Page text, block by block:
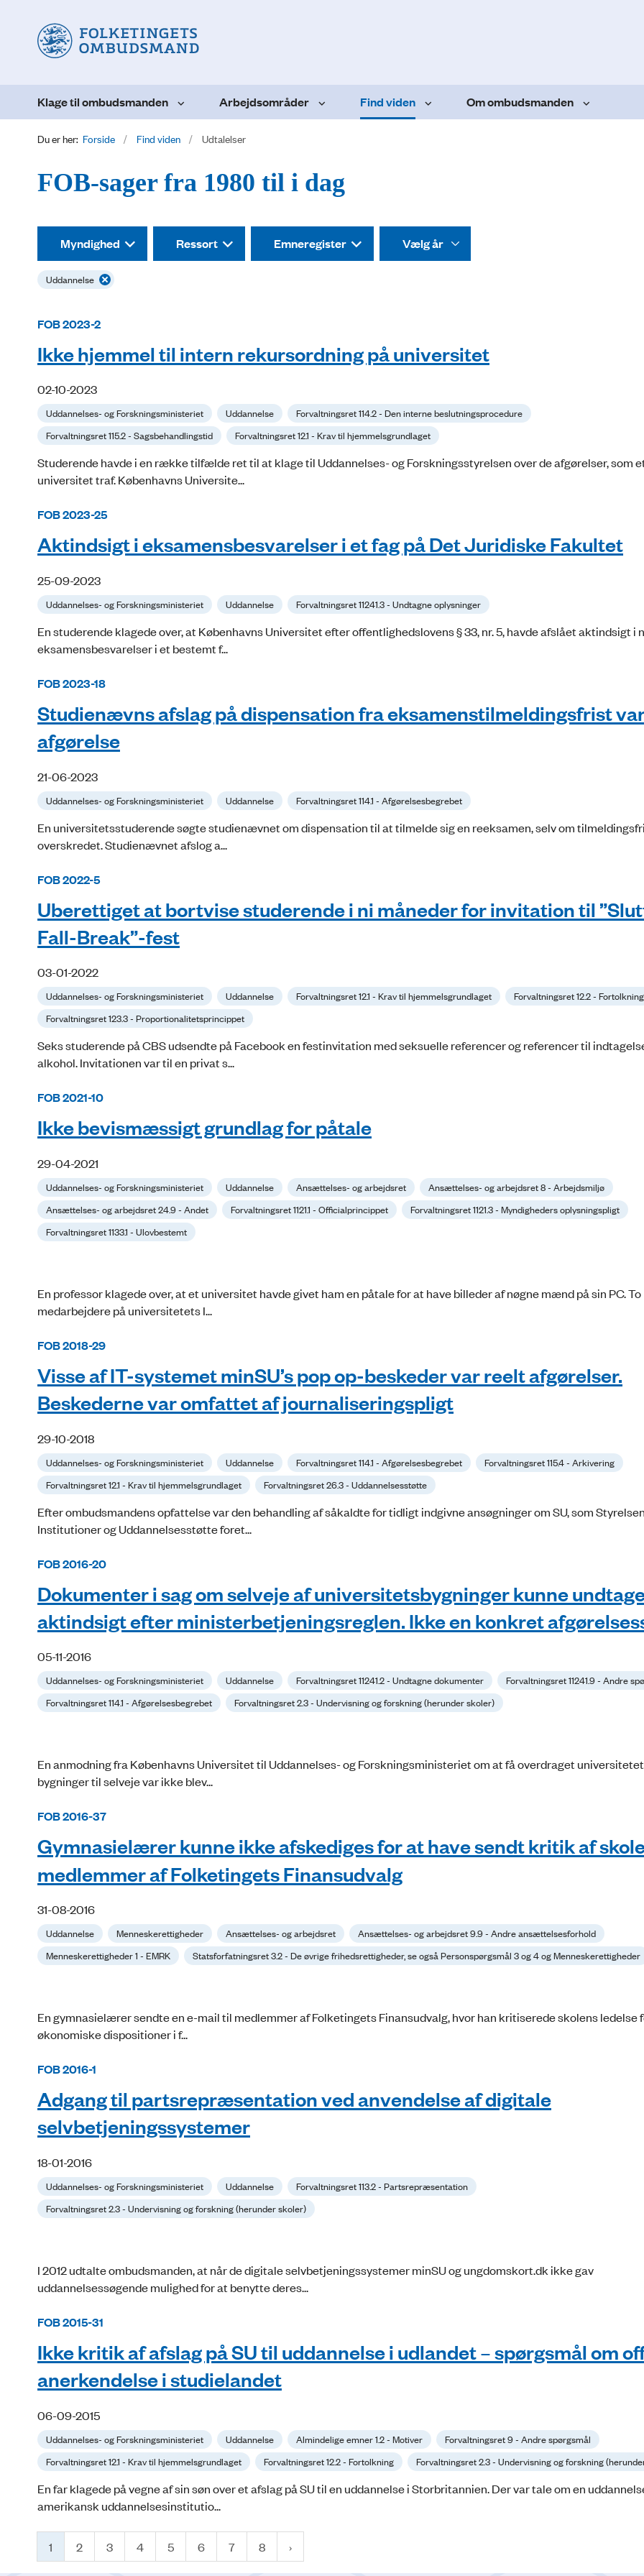
Klage til ombudsmanden Arbejdsområder Find viden Om ombudsmanden
Du er her: Forside Find viden Udtalelser
FOB-sager fra 1980 til i dag
Myndighed Ressort Emneregister
Uddannelse
FOB 2023-2
Ikke hjemmel til intern rekursordning på universitet
02-10-2023
Uddannelses- og Forskningsministeriet Uddannelse
Forvaltningsret 114.2 - Den interne beslutningsprocedure
Forvaltningsret 115.2 - Sagsbehandlingstid
Forvaltningsret 12.1 - Krav til hjemmelsgrundlaget
Studerende havde i en række tilfælde ret til at klage til Uddannelses- og Forskningsstyrelsen over de afgørelser, som
universitet traf. Københavns Universite...
FOB 2023-25
Aktindsigt i eksamensbesvarelser i et fag på Det Juridiske Fakultet
25-09-2023
Uddannelses- og Forskningsministeriet Uddannelse Forvaltningsret 11241.3 - Undtagne oplysninger
En studerende klagede over, at Københavns Universitet efter offentlighedslovens § 33, nr. 5, havde afslået aktindsigt i
eksamensbesvarelser i et bestemt f...
FOB 2023-18
Studienævns afslag på dispensation fra eksamenstilmeldingsfrist
afgørelse
21-06-2023
Uddannelses- og Forskningsministeriet Uddannelse Forvaltningsret 114.1 - Afgørelsesbegrebet
En universitetsstuderende søgte studienævnet om dispensation til at tilmelde sig en reeksamen, selv om
overskredet. Studienævnet afslog a...
FOB 2022-5
Uberettiget at bortvise studerende i ni måneder for invitation til
Fall-Break”-fest
03-01-2022
Uddannelses- og Forskningsministeriet Uddannelse Forvaltningsret 12.1 - Krav til hjemmelsgrundlaget
Forvaltningsret 12.2 - Fortolkning
Forvaltningsret 123.3 - Proportionalitetsprincippet
Seks studerende på CBS udsendte på Facebook en festinvitation med seksuelle referencer og referencer til
alkohol. Invitationen var til en privat s...
FOB 2021-10
Ikke bevismæssigt grundlag for påtale
29-04-2021
Uddannelses- og Forskningsministeriet Uddannelse Ansættelses- og arbejdsret
Ansættelses- og arbejdsret 8 - Arbejdsmiljø
Ansættelses- og arbejdsret 24.9 - Andet
Forvaltningsret 1121.1 - Officialprincippet
Forvaltningsret 1121.3 - Myndigheders oplysningspligt
Forvaltningsret 1133.1 - Ulovbestemt
En professor klagede over, at et universitet havde givet ham en påtale for at have billeder af nøgne mænd på sin PC. To
medarbejdere på universitetets I...
FOB 2018-29
Visse af IT-systemet minSU’s pop op-beskeder var reelt afgørelser.
Beskederne var omfattet af journaliseringspligt
29-10-2018
Uddannelses- og Forskningsministeriet Uddannelse Forvaltningsret 114.1 - Afgørelsesbegrebet
Forvaltningsret 115.4 - Arkivering
Forvaltningsret 12.1 - Krav til hjemmelsgrundlaget
Forvaltningsret 26.3 - Uddannelsesstøtte
Efter ombudsmandens opfattelse var den behandling af såkaldte for tidligt indgivne ansøgninger om SU, som
Institutioner og Uddannelsesstøtte foret...
FOB 2016-20
Dokumenter i sag om selveje af universitetsbygninger kunne
aktindsigt efter ministerbetjeningsreglen. Ikke en konkret
05-11-2016
Uddannelses- og Forskningsministeriet Uddannelse Forvaltningsret 11241.2 - Undtagne dokumenter
Forvaltningsret 11241.9 - Andre
Forvaltningsret 114.1 - Afgørelsesbegrebet
Forvaltningsret 2.3 - Undervisning og forskning (herunder skoler)
En anmodning fra Københavns Universitet til Uddannelses- og Forskningsministeriet om at få overdraget
bygninger til selveje var ikke blev...
FOB 2016-37
Gymnasielærer kunne ikke afskediges for at have sendt kritik af
medlemmer af Folketingets Finansudvalg
31-08-2016
Uddannelse Menneskerettigheder Ansættelses- og arbejdsret
Ansættelses- og arbejdsret 9.9 - Andre ansættelsesforhold
Menneskerettigheder 1 - EMRK
Statsforfatningsret 3.2 - De øvrige frihedsrettigheder, se også Personspørgsmål 3 og 4 og Menneskerettigheder
En gymnasielærer sendte en e-mail til medlemmer af Folketingets Finansudvalg, hvor han kritiserede skolens ledelse
økonomiske dispositioner i f...
FOB 2016-1
Adgang til partsrepræsentation ved anvendelse af digitale
selvbetjeningssystemer
18-01-2016
Uddannelses- og Forskningsministeriet Uddannelse
Forvaltningsret 113.2 - Partsrepræsentation
Forvaltningsret 2.3 - Undervisning og forskning (herunder skoler)
I 2012 udtalte ombudsmanden, at når de digitale selvbetjeningssystemer minSU og ungdomskort.dk ikke gav
uddannelsessøgende mulighed for at benytte deres...
FOB 2015-31
Ikke kritik af afslag på SU til uddannelse i udlandet – spørgsmål om
anerkendelse i studielandet
06-09-2015
Uddannelses- og Forskningsministeriet Uddannelse Almindelige emner 1.2 - Motiver
Forvaltningsret 9 - Andre spørgsmål
Forvaltningsret 12.1 - Krav til hjemmelsgrundlaget
Forvaltningsret 12.2 - Fortolkning Forvaltningsret 2.3 - Undervisning og forskning
En far klagede på vegne af sin søn over et afslag på SU til en uddannelse i Storbritannien. Der var tale om en
amerikansk uddannelsesinstitutio...
1 2 3 4 5 6 7 8